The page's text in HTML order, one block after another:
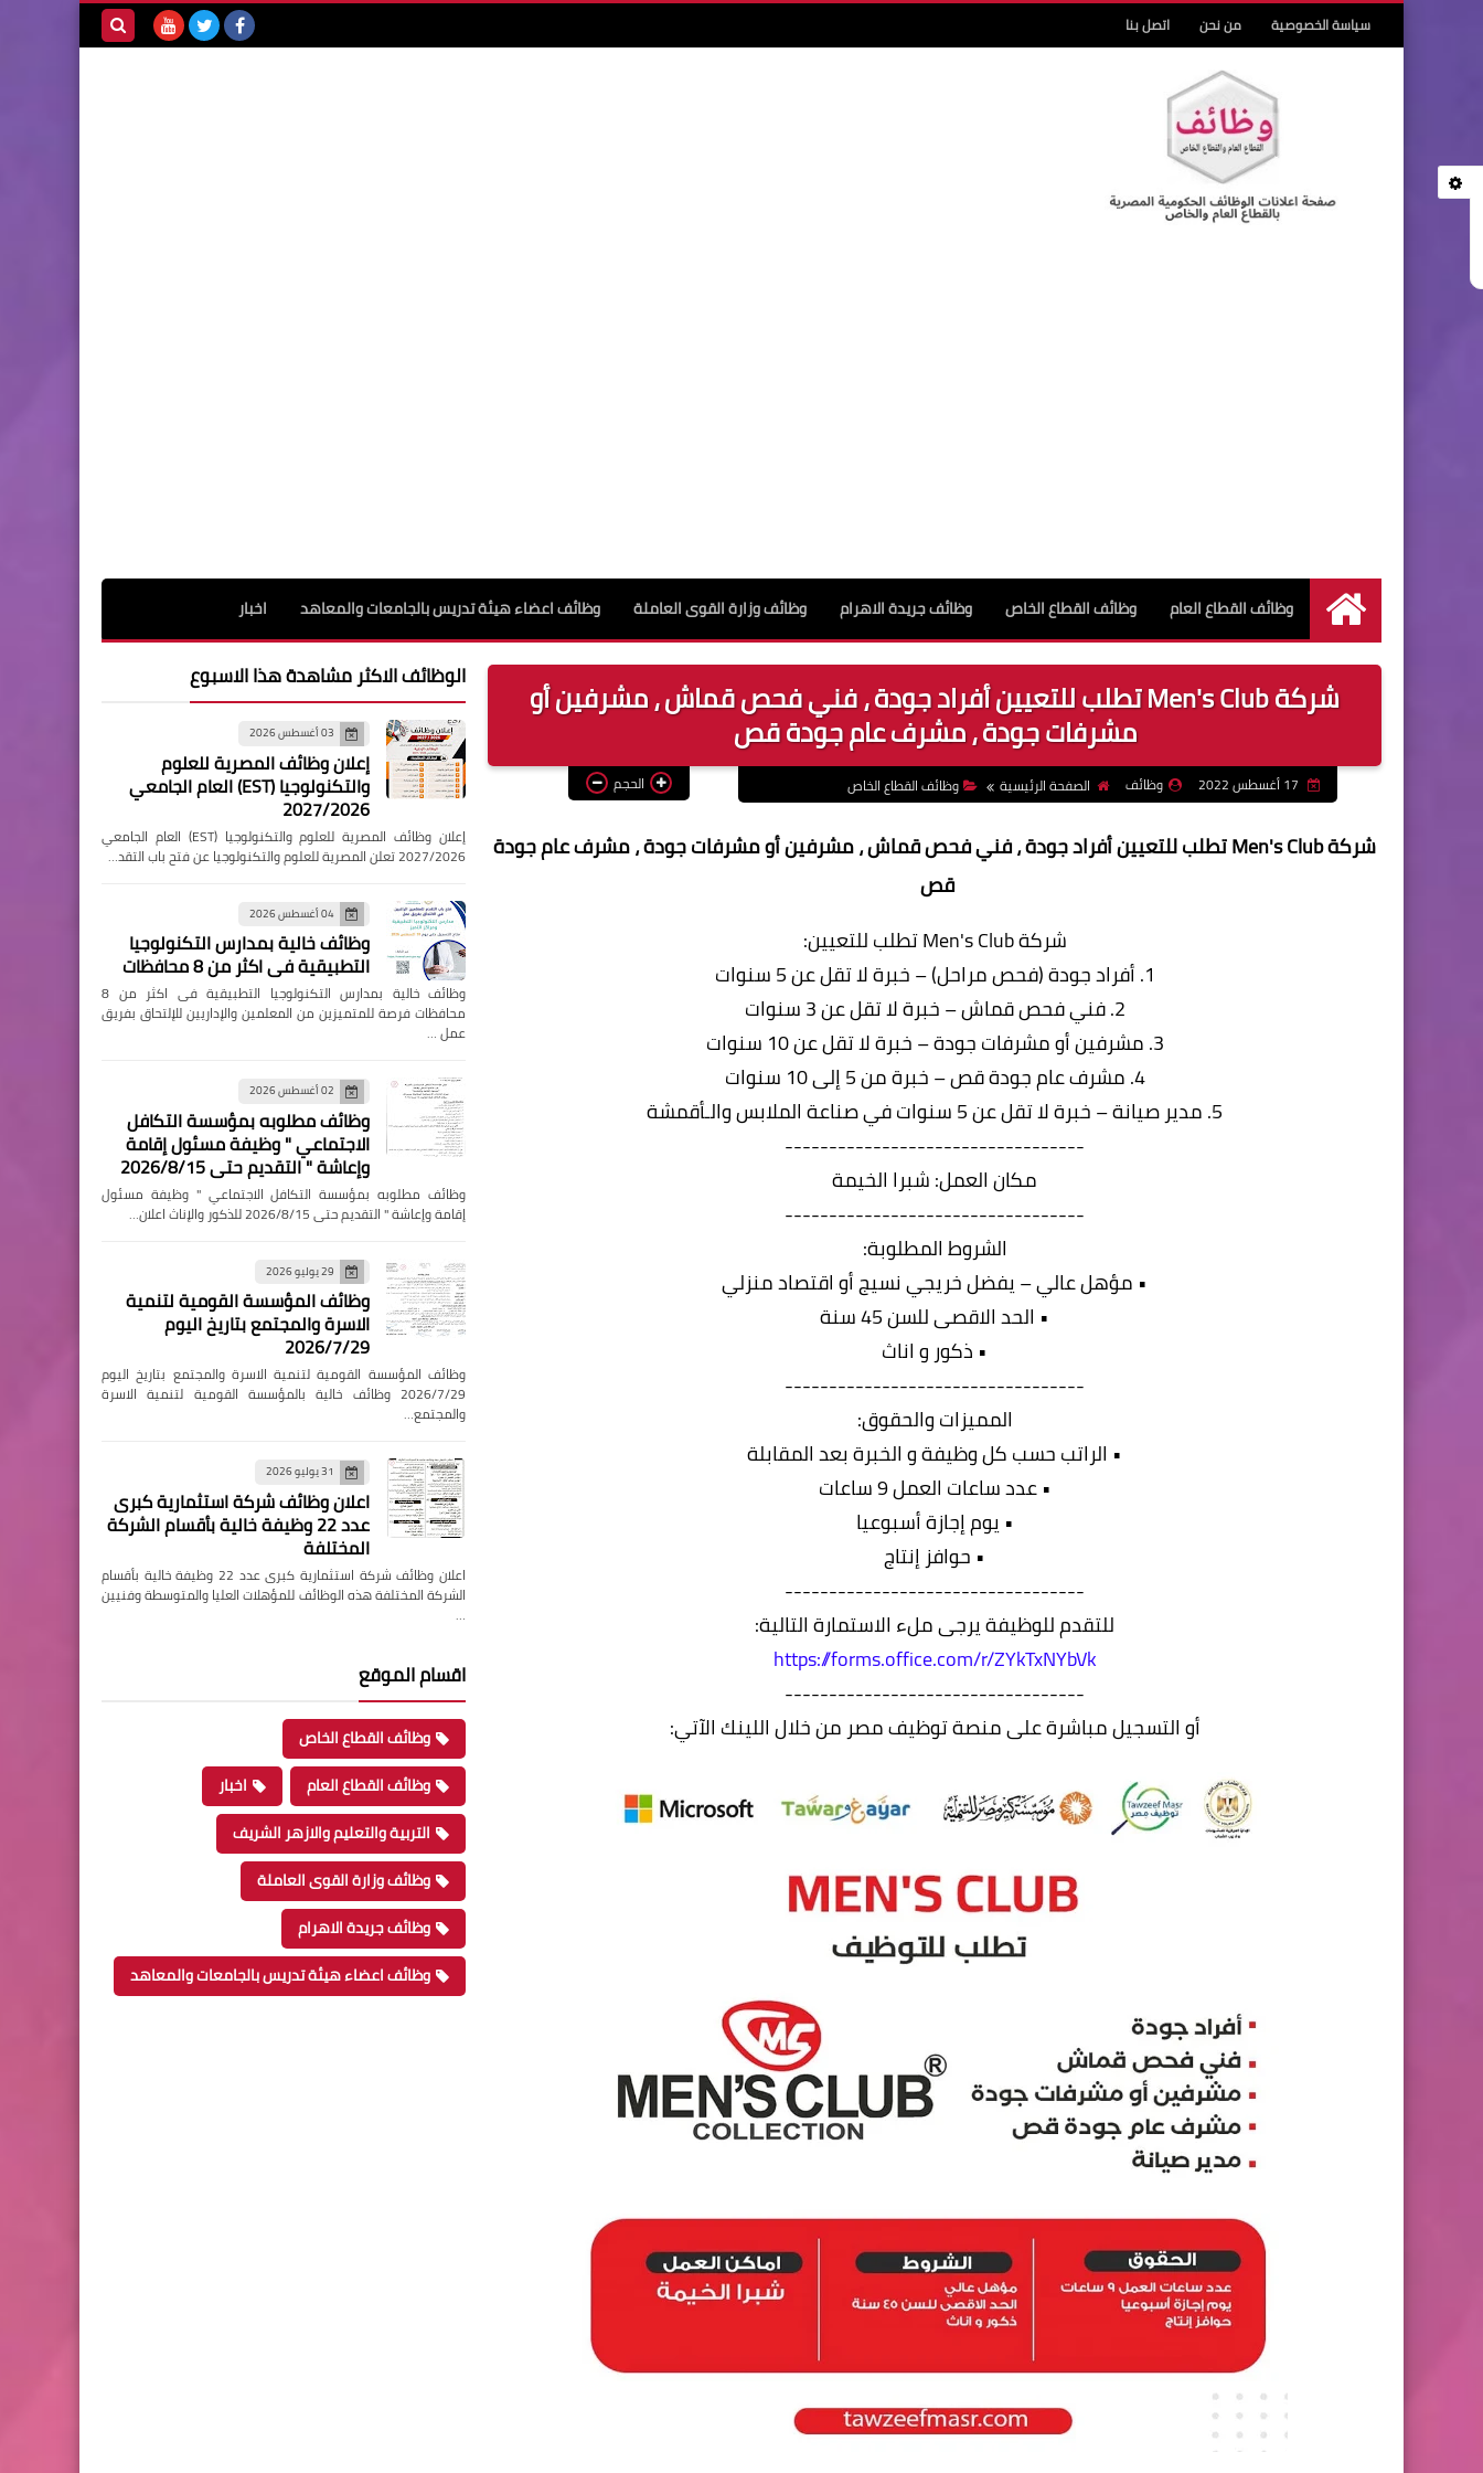
سياسة الخصوصية من نحن اتصل بنا
الرئيسية
وظائف القطاع العام وظائف القطاع الخاص وظائف جريدة الاهرام وظائف وزارة القوى العاملة وظائف اعضاء هيئة تدريس بالجامعات والمعاهد اخبار
شركة Men's Club تطلب للتعيين أفراد جودة ، فني فحص قماش ، مشرفين أو
مشرفات جودة ، مشرف عام جودة قص
وظائف الصفحة الرئيسية وظائف القطاع الخاص الحجم
شركة Men's Club تطلب للتعيين أفراد جودة ، فني فحص قماش ، مشرفين أو مشرفات جودة ، مشرف عام جودة
قص
شركة Men's Club تطلب للتعيين:
1. أفراد جودة (فحص مراحل) – خبرة لا تقل عن 5 سنوات
2. فني فحص قماش – خبرة لا تقل عن 3 سنوات
3. مشرفين أو مشرفات جودة – خبرة لا تقل عن 10 سنوات
4. مشرف عام جودة قص – خبرة من 5 إلى 10 سنوات
5. مدير صيانة – خبرة لا تقل عن 5 سنوات في صناعة الملابس والـأقمشة
----------------------------------
مكان العمل: شبرا الخيمة
----------------------------------
الشروط المطلوبة:
• مؤهل عالي – يفضل خريجي نسيج أو اقتصاد منزلي
• الحد الاقصى للسن 45 سنة
• ذكور و اناث
----------------------------------
المميزات والحقوق:
• الراتب حسب كل وظيفة و الخبرة بعد المقابلة
• عدد ساعات العمل 9 ساعات
• يوم إجازة أسبوعيا
• حوافز إنتاج
----------------------------------
للتقدم للوظيفة يرجى ملء الاستمارة التالية:
https://forms.office.com/r/ZYkTxNYbVk
----------------------------------
أو التسجيل مباشرة على منصة توظيف مصر من خلال اللينك الآتي:
الوظائف الاكثر مشاهدة هذا الاسبوع
03 أغسطس 2026
إعلان وظائف المصرية للعلوم
والتكنولوجيا (EST) العام الجامعي
2027/2026
إعلان وظائف المصرية للعلوم والتكنولوجيا (EST) العام الجامعي
2027/2026 تعلن المصرية للعلوم والتكنولوجيا عن فتح باب التقد…
04 أغسطس 2026
وظائف خالية بمدارس التكنولوجيا
التطبيقية فى اكثر من 8 محافظات
وظائف خالية بمدارس التكنولوجيا التطبيقية فى اكثر من 8
محافظات فرصة للمتميزين من المعلمين والإداريين للإلتحاق بفريق
عمل …
02 أغسطس 2026
وظائف مطلوبه بمؤسسة التكافل
الاجتماعي " وظيفة مسئول إقامة
وإعاشة " التقديم حتى 2026/8/15
وظائف مطلوبه بمؤسسة التكافل الاجتماعي " وظيفة مسئول
إقامة وإعاشة " التقديم حتى 2026/8/15 للذكور والإناث اعلان…
29 يوليو 2026
وظائف المؤسسة القومية لتنمية
الاسرة والمجتمع بتاريخ اليوم
2026/7/29
وظائف المؤسسة القومية لتنمية الاسرة والمجتمع بتاريخ اليوم
2026/7/29 وظائف خالية بالمؤسسة القومية لتنمية الاسرة
والمجتمع…
31 يوليو 2026
اعلان وظائف شركة استثمارية كبرى
عدد 22 وظيفة خالية بأقسام الشركة
المختلفة
اعلان وظائف شركة استثمارية كبرى عدد 22 وظيفة خالية بأقسام
الشركة المختلفة هذه الوظائف للمؤهلات العليا والمتوسطة وفنيين
…
اقسام الموقع
وظائف القطاع الخاص
وظائف القطاع العام
اخبار
التربية والتعليم والازهر الشريف
وظائف وزارة القوى العاملة
وظائف جريدة الاهرام
وظائف اعضاء هيئة تدريس بالجامعات والمعاهد